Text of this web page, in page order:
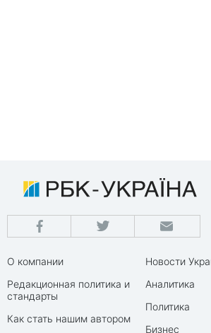
О компании
Редакционная политика и
стандарты
Как стать нашим автором
Новости
Аналитика
Политика
Бизнес